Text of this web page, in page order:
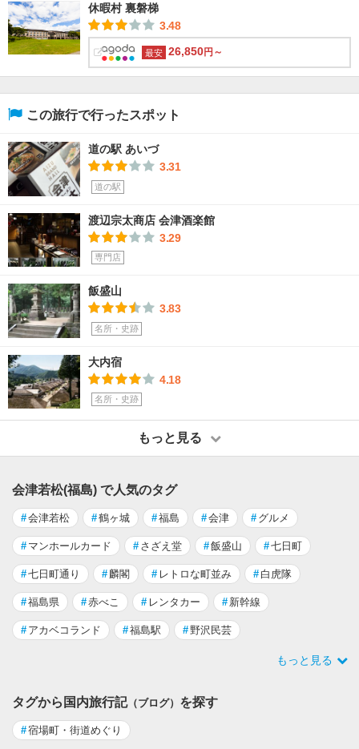
休暇村 裏磐梯
3.48
最安 26,850円～
この旅行で行ったスポット
道の駅 あいづ
3.31
道の駅
渡辺宗太商店 会津酒楽館
3.29
専門店
飯盛山
3.83
名所・史跡
大内宿
4.18
名所・史跡
もっと見る
会津若松(福島) で人気のタグ
#会津若松 #鶴ヶ城 #福島 #会津 # グルメ
# マンホールカード # さざえ堂 #飯盛山 #七日町
#七日町通り # 麟閣 # レトロな町並み # 白虎隊
#福島県 #赤べこ # レンタカー # 新幹線
# アカベコランド #福島駅 #野沢民芸
もっと見る
タグから国内旅行記（ブログ） を探す
#宿場町・街道めぐり